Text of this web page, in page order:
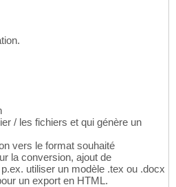
/ les fichiers et qui génère un
vers le format souhaité
la conversion, ajout de
utiliser un modèle .tex ou .docx
un export en HTML.